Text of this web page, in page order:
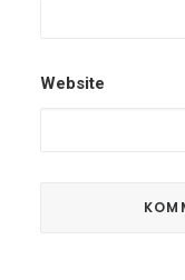
Website